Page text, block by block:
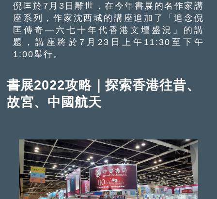
倪匡於7月3日離世，在今年書展的名作家講
座系列，作家沈西城的講座追加了「追念倪
匡傳奇—六七十年代香港文壇盛況」的講
題，講座將於7月23日上午11:30至下午
1:00舉行。
書展2022攻略｜探索香港往昔、
故宮、中國航天